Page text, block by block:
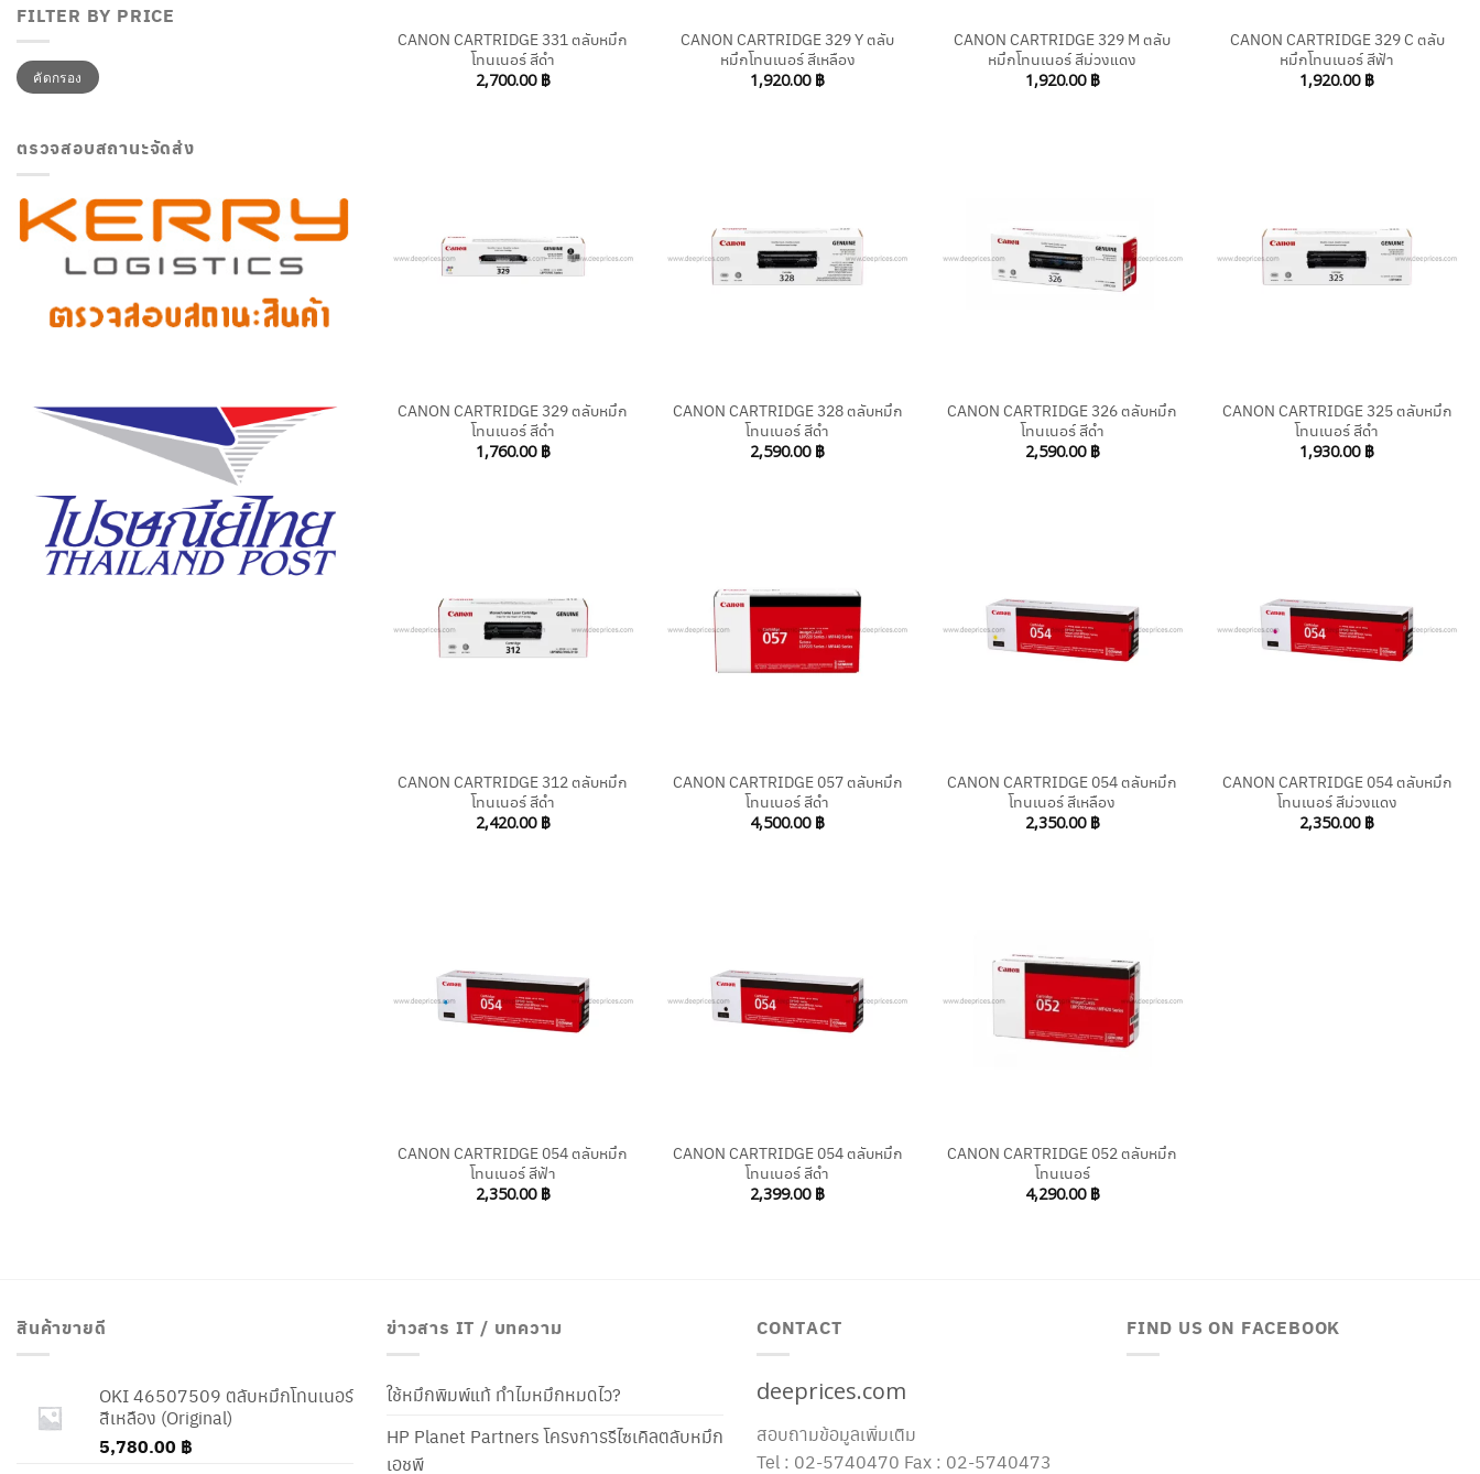
FILTER BY PRICE
ราคา
ต่ำ
สุด
ราคา
สูงสุดคัดกรอง
ตรวจสอบสถานะจัดส่ง
CANON CARTRIDGE 331 ตลับหมึก
โทนเนอร์ สีดำ
2,700.00 ฿
CANON CARTRIDGE 329 Y ตลับ
หมึกโทนเนอร์ สีเหลือง
1,920.00 ฿
CANON CARTRIDGE 329 M ตลับ
หมึกโทนเนอร์ สีม่วงแดง
1,920.00 ฿
CANON CARTRIDGE 329 C ตลับ
หมึกโทนเนอร์ สีฟ้า
1,920.00 ฿
CANON CARTRIDGE 329 ตลับหมึก
โทนเนอร์ สีดำ
1,760.00 ฿
CANON CARTRIDGE 328 ตลับหมึก
โทนเนอร์ สีดำ
2,590.00 ฿
CANON CARTRIDGE 326 ตลับหมึก
โทนเนอร์ สีดำ
2,590.00 ฿
CANON CARTRIDGE 325 ตลับหมึก
โทนเนอร์ สีดำ
1,930.00 ฿
CANON CARTRIDGE 312 ตลับหมึก
โทนเนอร์ สีดำ
2,420.00 ฿
CANON CARTRIDGE 057 ตลับหมึก
โทนเนอร์ สีดำ
4,500.00 ฿
CANON CARTRIDGE 054 ตลับหมึก
โทนเนอร์ สีเหลือง
2,350.00 ฿
CANON CARTRIDGE 054 ตลับหมึก
โทนเนอร์ สีม่วงแดง
2,350.00 ฿
CANON CARTRIDGE 054 ตลับหมึก
โทนเนอร์ สีฟ้า
2,350.00 ฿
CANON CARTRIDGE 054 ตลับหมึก
โทนเนอร์ สีดำ
2,399.00 ฿
CANON CARTRIDGE 052 ตลับหมึก
โทนเนอร์
4,290.00 ฿
สินค้าขายดี
OKI 46507509 ตลับหมึกโทนเนอร์
สีเหลือง (Original)
5,780.00 ฿
ข่าวสาร IT / บทความ
ใช้หมึกพิมพ์แท้ ทำไมหมึกหมดไว?
HP Planet Partners โครงการรีไซเคิลตลับหมึก
เอชพี
CONTACT
deeprices.com
สอบถามข้อมูลเพิ่มเติม
Tel : 02-5740470 Fax : 02-5740473
FIND US ON FACEBOOK